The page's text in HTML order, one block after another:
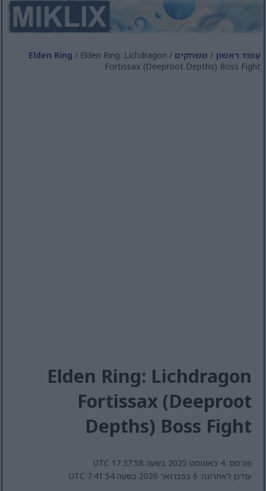
עַמוּד רִאשׁוֹן / משחקים /
Elden Ring / Elden Ring: Lichdragon
Fortissax (Deeproot Depths) Boss Fight
Elden Ring: Lichdragon
Fortissax (Deeproot
Depths) Boss Fight
פורסם: 4 באוגוסט 2025 בשעה 17:37:58 UTC
עודכן לאחרונה: 6 בפברואר 2026 בשעה 7:41:54 UTC